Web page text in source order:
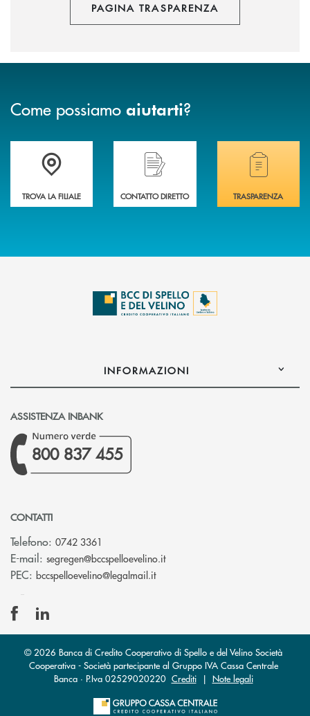
PAGINA TRASPARENZA
Come possiamo aiutarti?
Accedi all' elenco completo delle filiali della BCC di Spello e del Velino
TROVA LA FILIALE
Hai bisogno di assistenza immediata?
CONTATTO DIRETTO
Hai bisogno di
TRASPARENZA
INFORMAZIONI
ASSISTENZA INBANK
800 837 455
CONTATTI
Telefono: 0742 3361
E-mail: segregen@bccspelloevelino.it(si apre l’app di posta
PEC: bccspelloevelino@legalmail.it(si apre l’app di posta
© 2026 Banca di Credito Cooperativo di Spello e del Velino Società
Cooperativa - Società partecipante al Gruppo IVA Cassa Centrale
Banca · P.Iva 02529020220 Crediti| Note legali